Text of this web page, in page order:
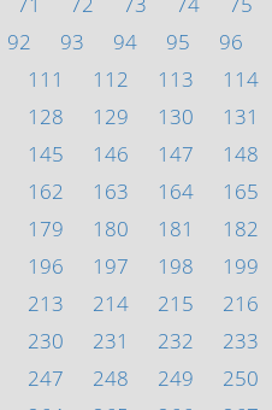
92 93 94 95 96
111 112 113 114
128 129 130 131
145 146 147 148
162 163 164 165
179 180 181 182
196 197 198 199
213 214 215 216
230 231 232 233
247 248 249 250